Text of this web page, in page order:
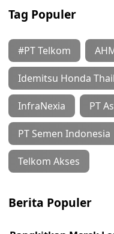
Tag Populer
#PT Telkom
Idemitsu Honda
InfraNexia PT
PT Semen Indonesia
Telkom Akses
Berita Populer